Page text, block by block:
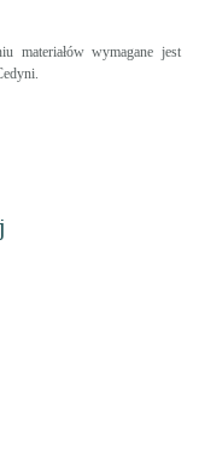
materiałów wymagane jest